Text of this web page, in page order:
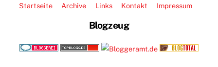
Startseite Archive Links Kontakt Impressum
Blogzeug